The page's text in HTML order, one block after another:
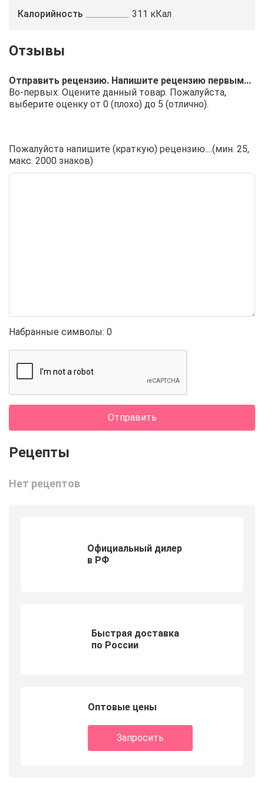
Калорийность
311 кКал
Отправить рецензию. Напишите рецензию первым...
Во-первых: Оцените данный товар. Пожалуйста,
выберите оценку от 0 (плохо) до 5 (отлично).
Пожалуйста напишите (краткую) рецензию....(мин. 25,
макс. 2000 знаков)
Набранные символы: 0
Отправить
Нет рецептов
Официальный дилер
в РФ
Быстрая доставка
по России
Оптовые цены
Запросить